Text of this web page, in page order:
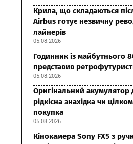
Крила, що складаються
Airbus готує незвичну
лайнерів
05.08.2026
Годинник із майбутнього
представив
05.08.2026
Оригінальний акумулятор
рідкісна знахідка чи
покупка
05.08.2026
Кінокамера Sony FX5 з